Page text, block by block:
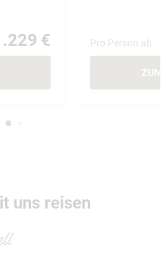
€ Pro Person ab
ZUM
uns reisen